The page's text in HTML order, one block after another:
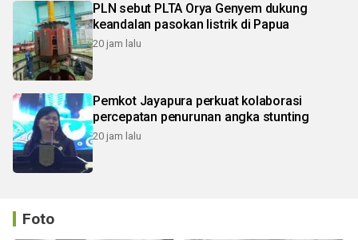
PLN sebut PLTA Orya Genyem dukung
keandalan pasokan listrik di Papua
20 jam lalu
Pemkot Jayapura perkuat kolaborasi
percepatan penurunan angka stunting
20 jam lalu
Foto